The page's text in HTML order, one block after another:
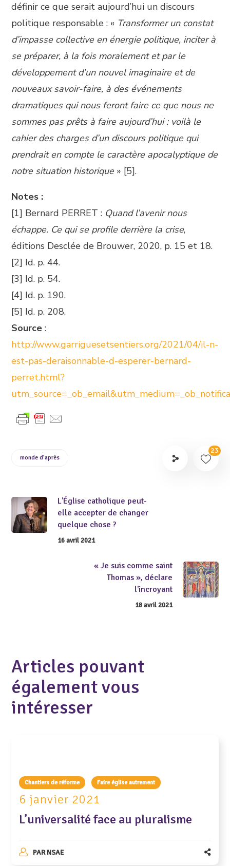
définir ce que serait aujourd’hui un discours
politique responsable : « Transformer un constat
d’impasse collective en énergie politique, inciter à
se préparer, à la fois moralement et par le
développement d’un nouvel imaginaire et de
nouveaux savoir-faire, à des événements
dramatiques qui nous feront faire ce que nous ne
sommes pas prêts à faire aujourd’hui : voilà le
cahier des charges d’un discours politique qui
prendrait en compte le caractère apocalyptique de
notre situation historique» [5].
Notes :
[1] Bernard PERRET : Quand l’avenir nous
échappe. Ce qui se profile derrière la crise,
éditions Desclée de Brouwer, 2020, p. 15 et 18.
[2] Id. p. 44.
[3] Id. p. 54.
[4] Id. p. 190.
[5] Id. p. 208.
Source :
http://www.garriguesetsentiers.org/2021/04/il-n-
est-pas-deraisonnable-d-esperer-bernard-
perret.html?
monde d’après
23
L'Église catholique peut-
elle accepter de changer
quelque chose ?
16 avril 2021
« Je suis comme saint
Thomas », déclare
l'incroyant
18 avril 2021
Articles pouvant
également vous
intéresser
Chantiers de réforme Faire église autrement
6 janvier 2021
L’universalité face au pluralisme
PARNSAE